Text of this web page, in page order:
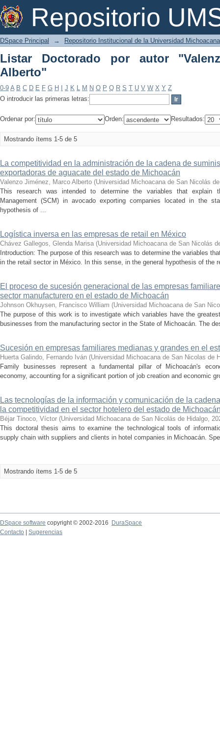
Repositorio
Listar Doctorado por autor "Valenzo
DSpace Principal → Repositorio Institucional de la Universidad
Listar Doctorado por autor
Alberto"
0-9 A B C D E F G H J K L M N O P Q R S T U V W X Y Z
O introducir las primeras letras:
Ordenar por: Orden: Resultados:
Mostrando ítems 1-5 de 5
La competitividad en la administración de la cadena de
exportadoras de aguacate del estado de Michoacán
Valenzo Jiménez, Marco Alberto (Universidad Michoacana de San Nicolás
This research was intended to determine the variables that explain
Management (SCM) in avocado exporting companies located in the
hypothesis of ...
Logística inversa en las empresas de retail en México
Chávez Gallegos, Glenda Marisa (Universidad Michoacana de San Nicolás
Introduction: The purpose of this research was to determine the variables
in the retail sector in México. In this sense, in the general hypothesis of the
El proceso de sucesión generacional de las empresas
sector manufacturero en el estado de Michoacán
Johnson Okhuysen, Francisco William (Universidad Michoacana de San
The purpose of this work is to investigate which variables have the
businesses from the manufacturing sector in the State of Michoacán. The
Sucesión en empresas familiares medianas y grandes en el
Huerta Galindo, Fernando Iván (Universidad Michoacana de San Nicolas de
Family businesses represent a fundamental pillar of Michoacán's
economy, accounting for a significant portion of job creation and economic
Las tecnologías de la información y comunicación de la
la competitividad en el sector hotelero del estado de
Béjar Tinoco, Víctor (Universidad Michoacana de San Nicolás de Hidalgo,
This doctoral thesis aims to examine the technological tools of
supply chain with suppliers and clients in hotel companies in Michoacán.
Mostrando ítems 1-5 de 5
DSpace software copyright © 2002-2016
DuraSpace
Contacto
Sugerencias